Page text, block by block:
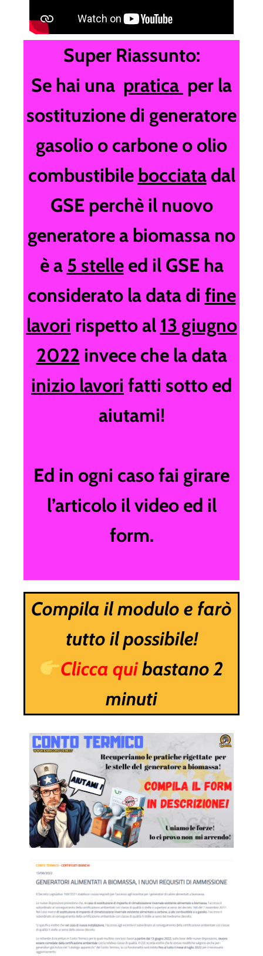
Super Riassunto:
Se hai una pratica per la
sostituzione di generatore
gasolio o carbone o olio
combustibile bocciatadal
GSE perchè il nuovo
generatore a biomassa no
è a 5 stelleed il GSE ha
considerato la data di fine
lavori rispetto al 13 giugno
2022 invece che la data
inizio lavori fatti sotto ed
aiutami!
Ed in ogni caso fai girare
l’articolo il video ed il
form.
Compila il modulo e farò
tutto il possibile!
Clicca quibastano 2
minuti